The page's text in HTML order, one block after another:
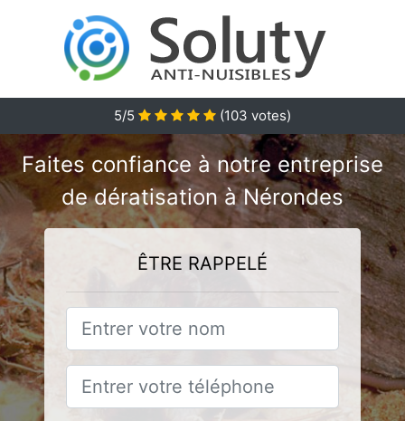
5/5 (103 votes)
Faites confiance à notre entreprise
de dératisation à Nérondes
ÊTRE RAPPELÉ